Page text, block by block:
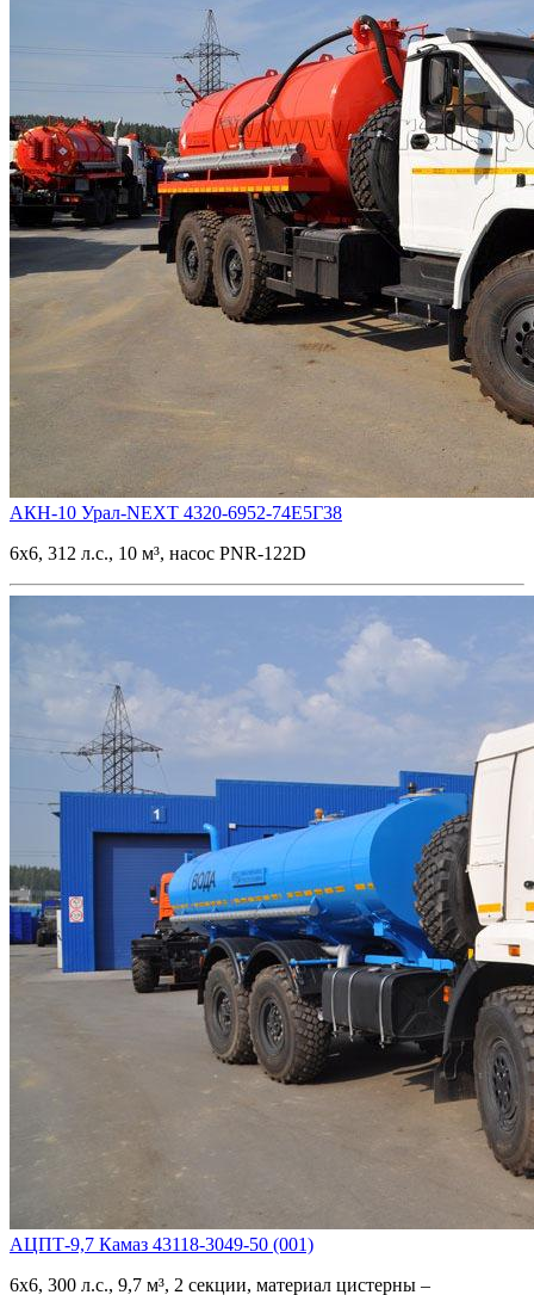
АКН-10 Урал-NEXT 4320-6952-74Е5Г38
6х6, 312 л.с., 10 м³, насос PNR-122D
АЦПТ-9,7 Камаз 43118-3049-50 (001)
6х6, 300 л.с., 9,7 м³, 2 секции, материал цистерны –